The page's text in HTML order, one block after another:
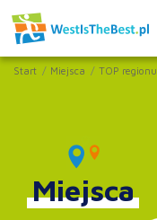
Start Miejsca TOP regionu
Miejsca